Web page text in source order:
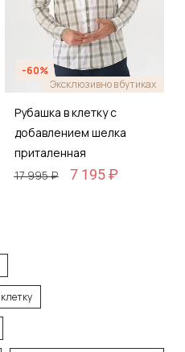
-60%
Эксклюзивно в бутиках
Рубашка в клетку с
добавлением шелка
приталенная
17 995 ₽
7 195 ₽